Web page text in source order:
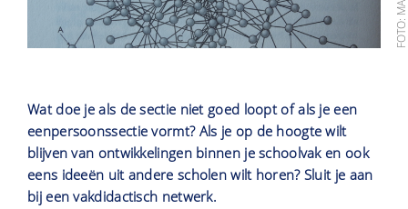
Wat doe je als de sectie niet goed loopt of als je een
eenpersoonssectie vormt? Als je op de hoogte wilt
blijven van ontwikkelingen binnen je schoolvak en ook
eens ideeën uit andere scholen wilt horen? Sluit je aan
bij een vakdidactisch netwerk.